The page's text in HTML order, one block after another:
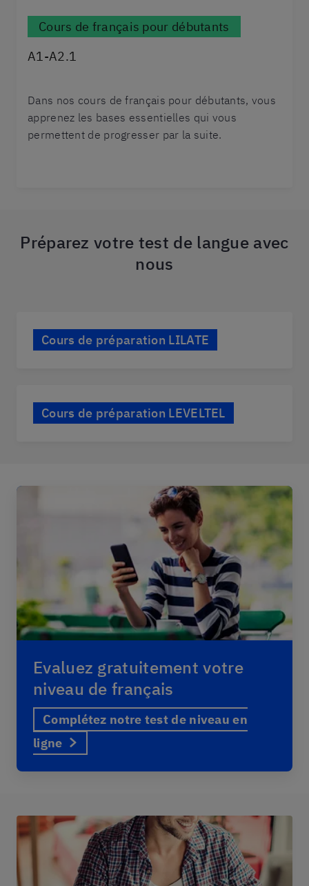
Cours de français pour débutants
A1-A2.1
Dans nos cours de français pour débutants, vous
apprenez les bases essentielles qui vous
permettent de progresser par la suite.
Préparez votre test de langue avec
nous
Cours de préparation LILATE
Cours de préparation LEVELTEL
Evaluez gratuitement votre
niveau de français
Complétez notre test de niveau en
ligne